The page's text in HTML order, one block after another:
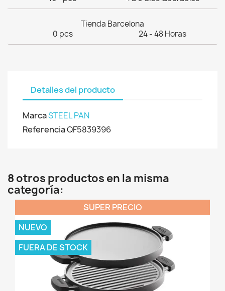
Tienda Barcelona
0 pcs
24 - 48 Horas
Detalles del producto
MarcaSTEEL PAN
ReferenciaQF5839396
8 otros productos en la misma
categoría:
SUPER PRECIO
NUEVO
FUERA DE STOCK